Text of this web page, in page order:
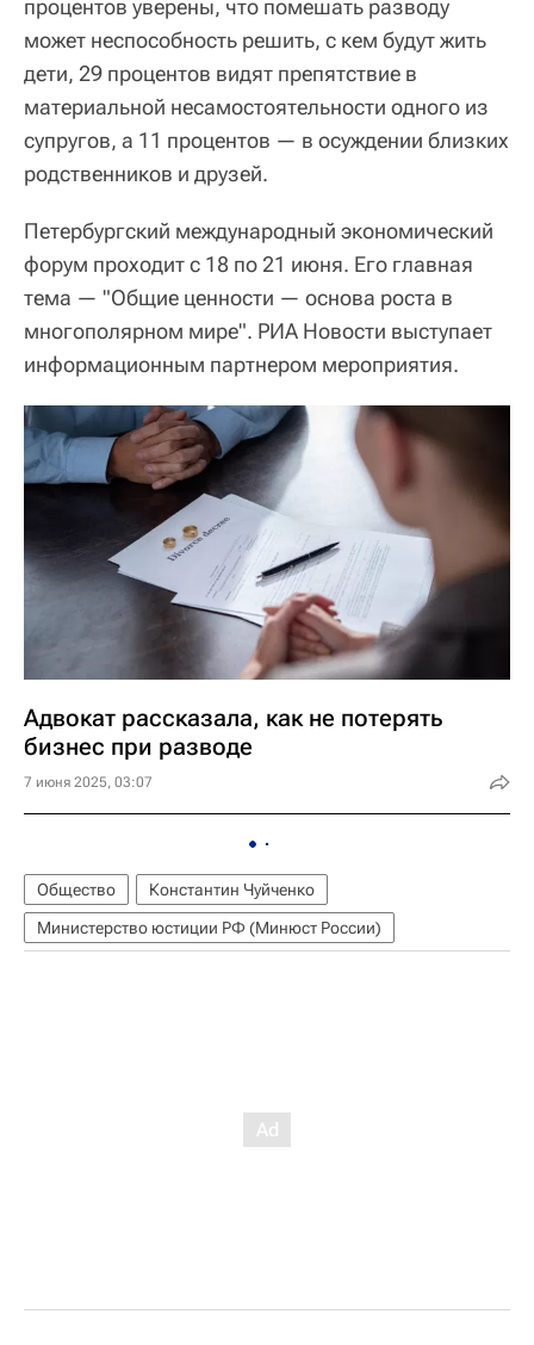
процентов уверены, что помешать разводу
может неспособность решить, с кем будут жить
дети, 29 процентов видят препятствие в
материальной несамостоятельности одного из
супругов, а 11 процентов — в осуждении близких
родственников и друзей.
Петербургский международный экономический
форум проходит с 18 по 21 июня. Его главная
тема — "Общие ценности — основа роста в
многополярном мире". РИА Новости выступает
информационным партнером мероприятия.
Адвокат рассказала, как не потерять
бизнес при разводе
7 июня 2025, 03:07
Общество
Константин Чуйченко
Министерство юстиции РФ (Минюст России)